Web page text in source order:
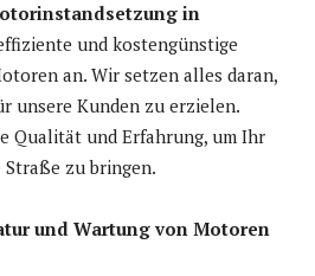
in
und kostengünstige
an. Wir setzen alles daran,
unsere Kunden zu erzielen.
Qualität und Erfahrung, um Ihr
Straße zu bringen.
und Wartung von Motoren